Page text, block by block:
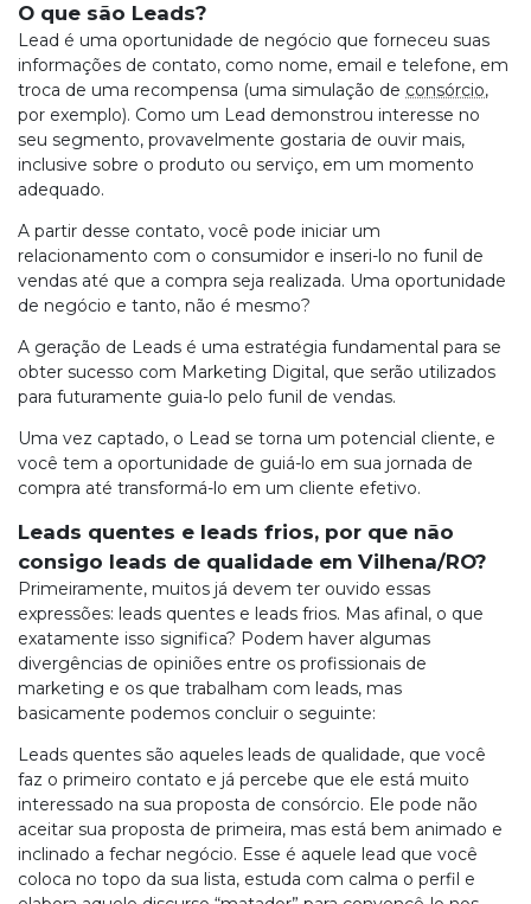
O que são Leads?
Lead é uma oportunidade de negócio que forneceu suas
informações de contato, como nome, email e telefone, em
troca de uma recompensa (uma simulação de consórcio,
por exemplo). Como um Lead demonstrou interesse no
seu segmento, provavelmente gostaria de ouvir mais,
inclusive sobre o produto ou serviço, em um momento
adequado.
A partir desse contato, você pode iniciar um
relacionamento com o consumidor e inseri-lo no funil de
vendas até que a compra seja realizada. Uma oportunidade
de negócio e tanto, não é mesmo?
A geração de Leads é uma estratégia fundamental para se
obter sucesso com Marketing Digital, que serão utilizados
para futuramente guia-lo pelo funil de vendas.
Uma vez captado, o Lead se torna um potencial cliente, e
você tem a oportunidade de guiá-lo em sua jornada de
compra até transformá-lo em um cliente efetivo.
Leads quentes e leads frios, por que não
consigo leads de qualidade em Vilhena/RO?
Primeiramente, muitos já devem ter ouvido essas
expressões: leads quentes e leads frios. Mas afinal, o que
exatamente isso significa? Podem haver algumas
divergências de opiniões entre os profissionais de
marketing e os que trabalham com leads, mas
basicamente podemos concluir o seguinte:
Leads quentes são aqueles leads de qualidade, que você
faz o primeiro contato e já percebe que ele está muito
interessado na sua proposta de consórcio. Ele pode não
aceitar sua proposta de primeira, mas está bem animado e
inclinado a fechar negócio. Esse é aquele lead que você
coloca no topo da sua lista, estuda com calma o perfil e